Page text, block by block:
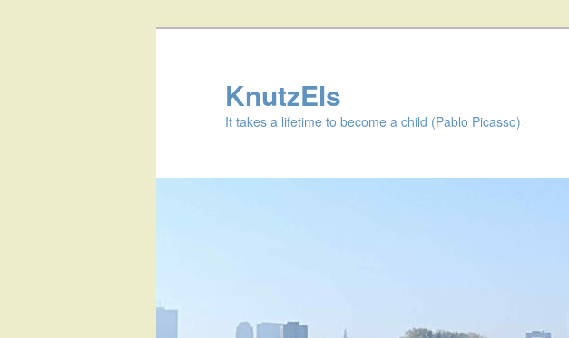
KnutzEls
It takes a lifetime to become a child (Pablo Picasso)